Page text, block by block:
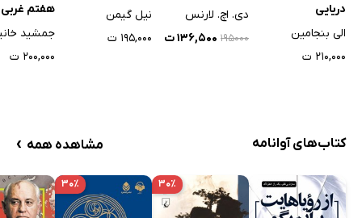
دریایی
الی بنجامین
۲۱۰,۰۰۰ ت
دی. اچ. لارنس
۱۹۵۰۰۰ ۱۳۶,۵۰۰ ت
نیل گیمن
۱۹۵,۰۰۰ ت
هفتم غربی
جمشید
۲۰۰,۰۰۰ ت
کتاب‌های آوانامه مشاهده همه ›
۳۰٪ ۳۰٪